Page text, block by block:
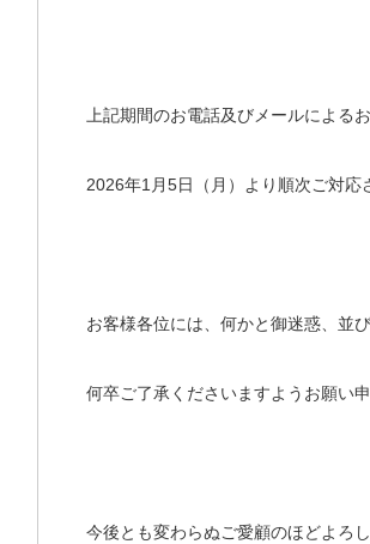
上記期間のお電話及びメールによる
2026年1月5日（月）より順次ご対応
お客様各位には、何かと御迷惑、並
何卒ご了承くださいますようお願い申
今後とも変わらぬご愛顧のほどよろ